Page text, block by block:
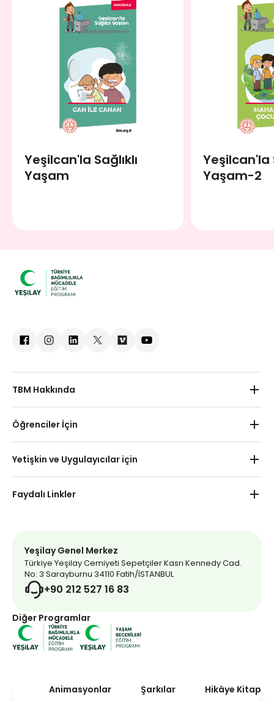
Yeşilcan'la Sağlıklı
Yaşam
Yeşilcan'la
Yaşam-2
Animasyonlar Şarkılar Hikâye
TBM Hakkında
Kurumsal İşbirlikleri
Haberler
İletişim
Öğrenciler İçin
İlkokul
Ortaokul
Yetişkin ve Uygulayıcılar için
Faydalı Linkler
Yeşilay Dergi
Mavi Kırlangıç
İnternet Bağımlılığı Testi
Addicta
Bağımlılık Dizini
Yeşilay Bağışçısı Ol
Yeşilay Genel Merkez
Türkiye Yeşilay Cemiyeti Sepetçiler Kasrı Kennedy Cad.
No: 3 Sarayburnu 34110 Fatih/İSTANBUL
+90 212 527 16 83
Diğer Programlar